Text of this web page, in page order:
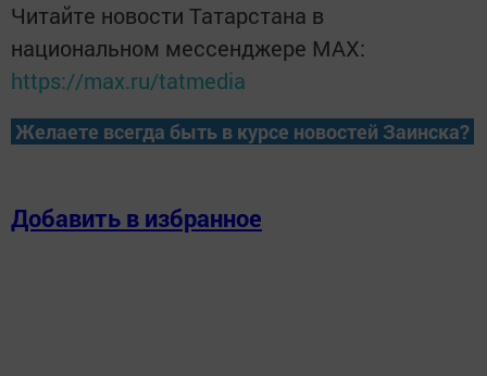
Читайте новости Татарстана в
национальном мессенджере MАХ:
https://max.ru/tatmedia
Желаете всегда быть в курсе новостей Заинска?
Добавить в избранное